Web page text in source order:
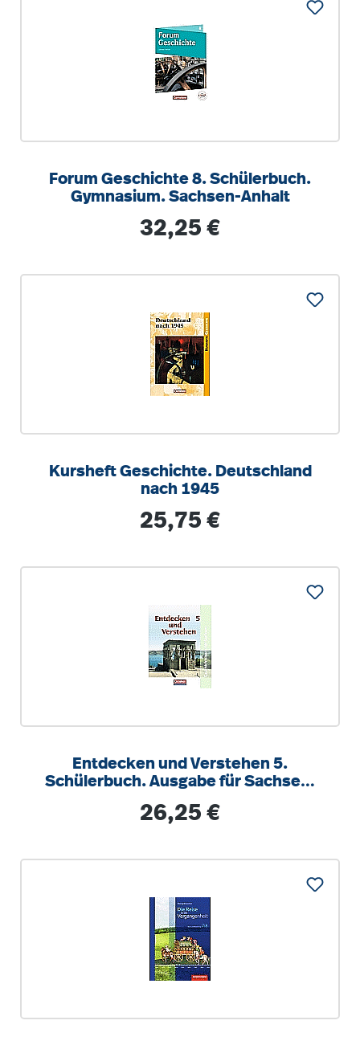
Forum Geschichte 8. Schülerbuch.
Gymnasium. Sachsen-Anhalt
Regulärer Preis:
32,25 €
Kursheft Geschichte. Deutschland
nach 1945
Regulärer Preis:
25,75 €
Entdecken und Verstehen 5.
Schülerbuch. Ausgabe für Sachsen.
Regulärer Preis:
26,25 €